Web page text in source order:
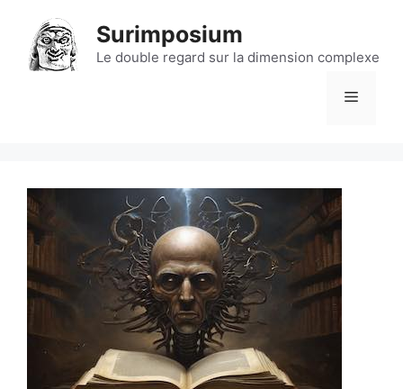
contenu
Surimposium
Le double regard sur la dimension complexe
Menu